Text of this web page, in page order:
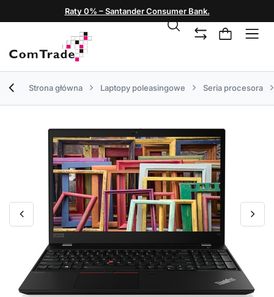
Raty 0% – Santander Consumer Bank.
Strona główna Laptopy poleasingowe Seria procesora